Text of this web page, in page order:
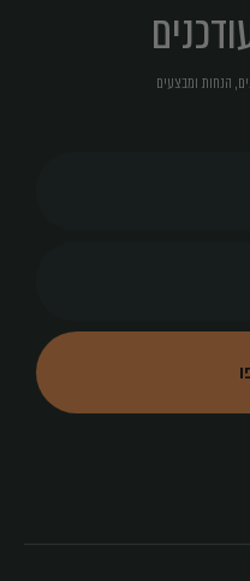
הנחות ומבצעים